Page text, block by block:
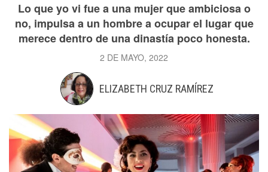
Lo que yo vi fue a una mujer que ambiciosa o
no, impulsa a un hombre a ocupar el lugar que
merece dentro de una dinastía poco honesta.
2 DE MAYO, 2022
ELIZABETH CRUZ RAMÍREZ